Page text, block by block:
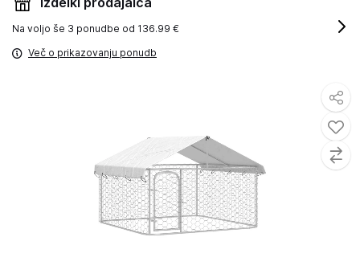
Na voljo še 3 ponudbe od 136.99 €
Več o prikazovanju ponudb